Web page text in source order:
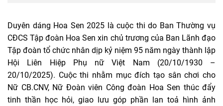
Duyên dáng Hoa Sen 2025 là cuộc thi do Ban Thường vụ
CĐCS Tập đoàn Hoa Sen xin chủ trương của Ban Lãnh đạo
Tập đoàn tổ chức nhân dịp kỷ niệm 95 năm ngày thành lập
Hội Liên Hiệp Phụ nữ Việt Nam (20/10/1930 –
20/10/2025). Cuộc thi nhằm mục đích tạo sân chơi cho
Nữ CB.CNV, Nữ Đoàn viên Công đoàn Hoa Sen thúc đẩy
tinh thần học hỏi, giao lưu góp phần lan toả hình ảnh